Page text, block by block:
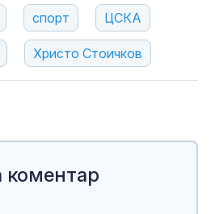
спорт ЦСКА
Христо Стоичков
коментар